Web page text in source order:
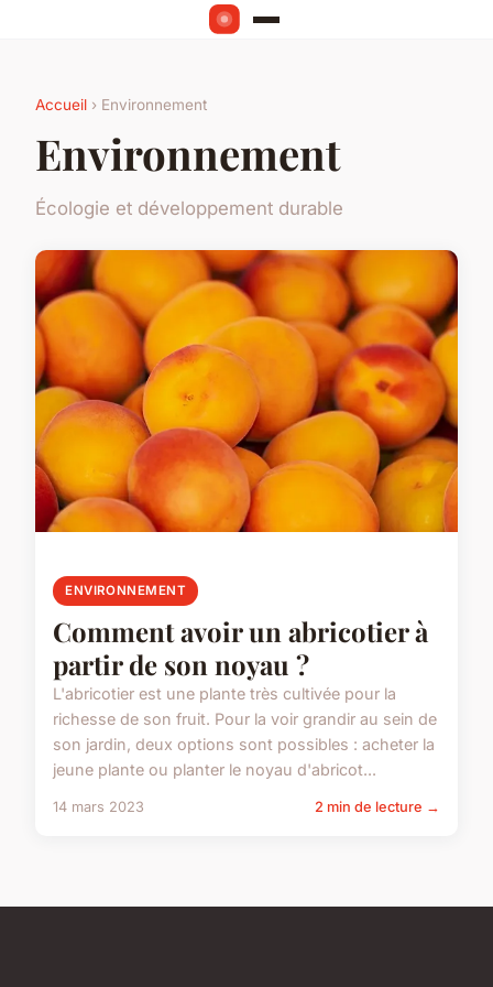
Accueil › Environnement
Environnement
Écologie et développement durable
ENVIRONNEMENT
Comment avoir un abricotier à
partir de son noyau ?
L'abricotier est une plante très cultivée pour la
richesse de son fruit. Pour la voir grandir au sein de
son jardin, deux options sont possibles : acheter la
jeune plante ou planter le noyau d'abricot...
14 mars 2023 2 min de lecture →